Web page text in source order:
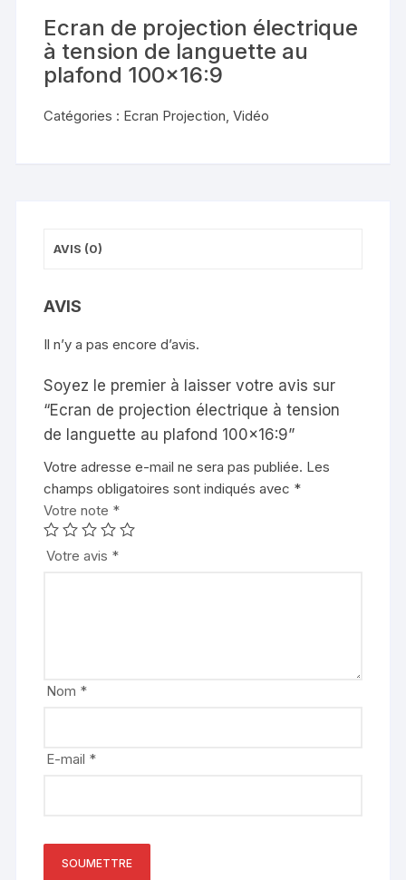
Ecran de projection électrique
à tension de languette au
plafond 100×16:9
Catégories : Ecran Projection,Vidéo
AVIS (0)
AVIS
Il n’y a pas encore d’avis.
Soyez le premier à laisser votre avis sur
“Ecran de projection électrique à tension
de languette au plafond 100×16:9”
Votre adresse e-mail ne sera pas publiée. Les
champs obligatoires sont indiqués avec *
Votre note *
Votre avis *
Nom *
E-mail *